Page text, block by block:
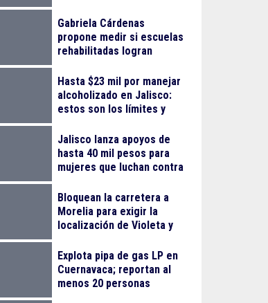
Gabriela Cárdenas
propone medir si escuelas
rehabilitadas logran
escolar
Hasta $23 mil por manejar
alcoholizado en Jalisco:
estos son los límites y
Jalisco lanza apoyos de
hasta 40 mil pesos para
mujeres que luchan contra
Bloquean la carretera a
Morelia para exigir la
localización de Violeta y
Explota pipa de gas LP en
Cuernavaca; reportan al
menos 20 personas